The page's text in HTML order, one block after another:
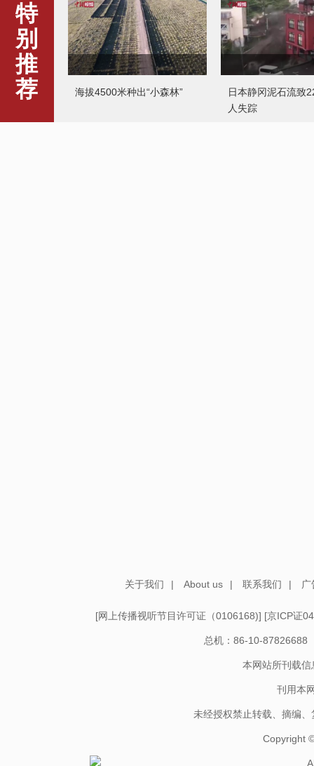
特
别
推
荐
海拔4500米种出“小森林”
日本静冈泥石流致
人失踪
关于我们 | About us | 联系我们 |
[网上传播视听节目许可证（0106168)] [京ICP证
总机：86-10-87826688
本网站所刊载
刊用本
未经授权禁止转载、摘编
Copyright